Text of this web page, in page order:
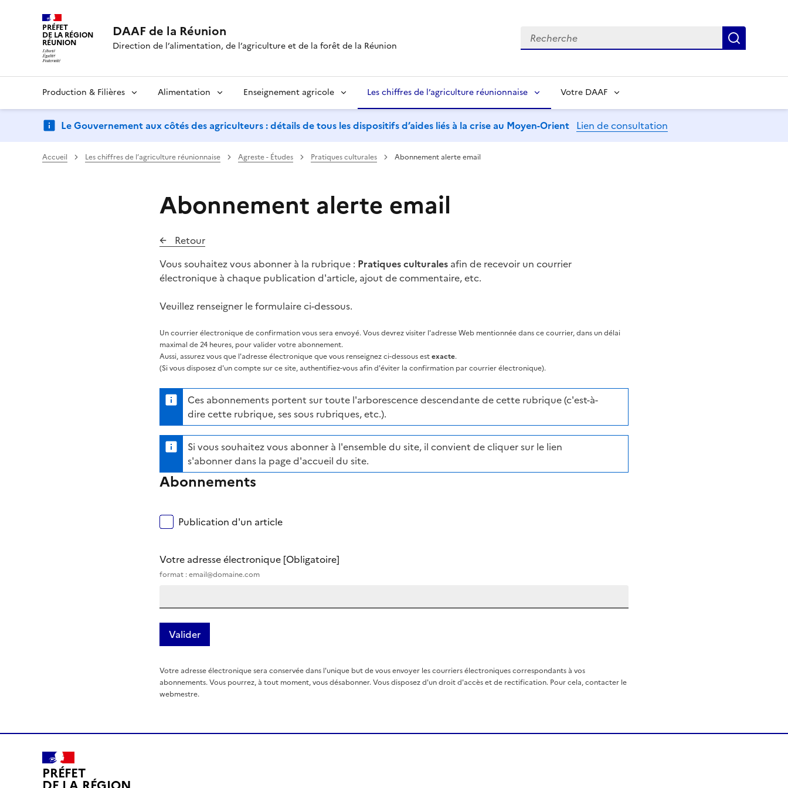
PRÉFET
DE LA RÉGION
RÉUNION
DAAF de la Réunion
Direction de l’alimentation, de l’agriculture et de la forêt de la Réunion
Recherche
Production & Filières Alimentation Enseignement agricole Les chiffres de l’agriculture réunionnaise Votre DAAF
Le Gouvernement aux côtés des agriculteurs : détails de tous les dispositifs d’aides liés à la crise au Moyen-Orient Lien de consultation
Accueil Les chiffres de l’agriculture réunionnaise Agreste - Études Pratiques culturales Abonnement alerte email
Abonnement alerte email
Retour
Vous souhaitez vous abonner à la rubrique : Pratiques culturales afin de recevoir un courrier
électronique à chaque publication d'article, ajout de commentaire, etc.
Veuillez renseigner le formulaire ci-dessous.
Un courrier électronique de confirmation vous sera envoyé. Vous devrez visiter l'adresse Web mentionnée dans ce courrier, dans un délai
maximal de 24 heures, pour valider votre abonnement.
Aussi, assurez vous que l'adresse électronique que vous renseignez ci-dessous estexacte.
(Si vous disposez d'un compte sur ce site, authentifiez-vous afin d'éviter la confirmation par courrier électronique).
Ces abonnements portent sur toute l'arborescence descendante de cette rubrique (c'est-à-
dire cette rubrique, ses sous rubriques, etc.).
Si vous souhaitez vous abonner à l'ensemble du site, il convient de cliquer sur le lien
s'abonner dans la page d'accueil du site.
Abonnements
Publication d'un article
Votre adresse électronique [Obligatoire]
format : email@domaine.com
Votre adresse électronique sera conservée dans l'unique but de vous envoyer les courriers électroniques correspondants à vos
abonnements. Vous pourrez, à tout moment, vous désabonner. Vous disposez d'un droit d'accès et de rectification. Pour cela, contacter le
webmestre.
PRÉFET